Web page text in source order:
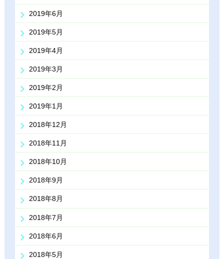
2019年6月
2019年5月
2019年4月
2019年3月
2019年2月
2019年1月
2018年12月
2018年11月
2018年10月
2018年9月
2018年8月
2018年7月
2018年6月
2018年5月